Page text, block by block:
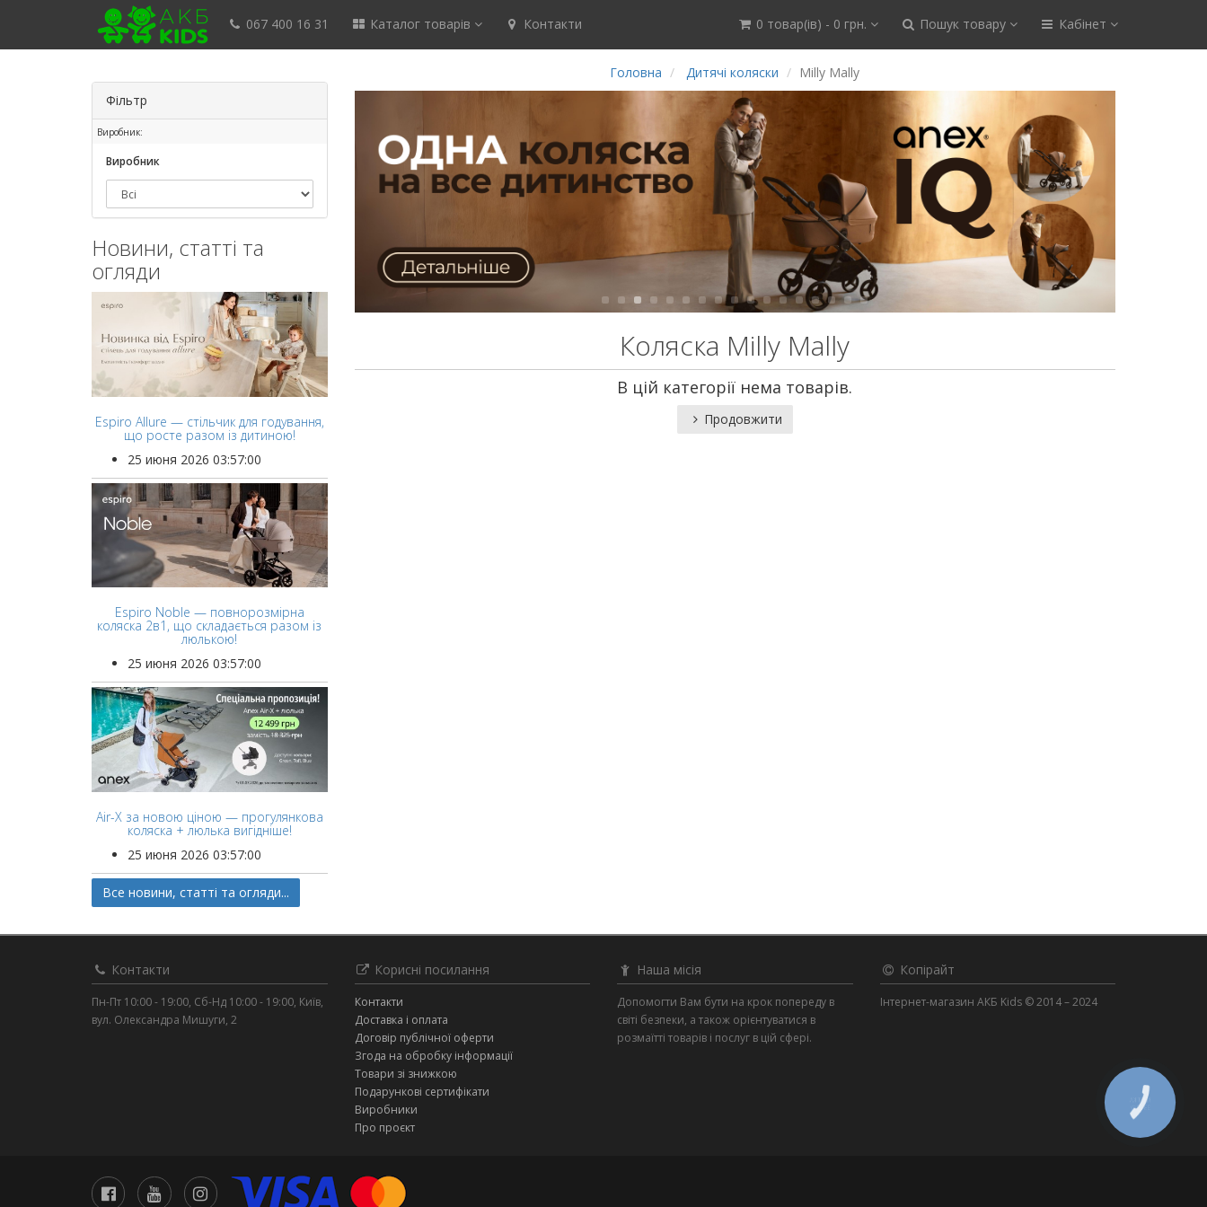
067 400 16 31 Каталог товарів Контакти 0 товар(ів) - 0 грн. Пошук товару Кабінет
Фільтр
Виробник:
Виробник
Новини, статті та
огляди
Espiro Allure — стільчик для годування,
що росте разом із дитиною!
25 июня 2026 03:57:00
Espiro Noble — повнорозмірна
коляска 2в1, що складається разом із
люлькою!
25 июня 2026 03:57:00
Air-X за новою ціною — прогулянкова
коляска + люлька вигідніше!
25 июня 2026 03:57:00
Все новини, статті та огляди...
Головна Дитячі коляски Milly Mally
Коляска Milly Mally
В цій категорії нема товарів.
Продовжити
Контакти
Пн-Пт 10:00 - 19:00, Сб-Нд 10:00 - 19:00, Київ,
вул. Олександра Мишуги, 2
Корисні посилання
Контакти
Доставка і оплата
Договір публічної оферти
Згода на обробку інформації
Товари зі знижкою
Подарункові сертифікати
Виробники
Про проєкт
Наша місія
Допомогти Вам бути на крок попереду в
світі безпеки, а також орієнтуватися в
розмаїтті товарів і послуг в цій сфері.
Копірайт
Інтернет-магазин АКБ Kids © 2014 – 2024
КНОПКА
ЗВ'ЯЗКУ